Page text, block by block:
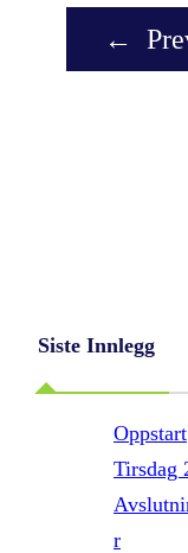
←
Siste Innlegg
Oppstart
Tirsdag
r